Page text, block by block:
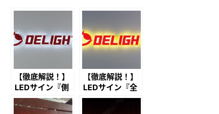
【徹底解説！】
LEDサイン『側
面発光（Side
Lit）』のご紹介
【徹底解説！】
LEDサイン『全
面発光（All